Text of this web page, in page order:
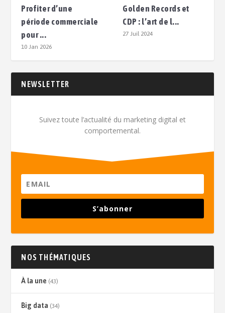
Profiter d’une
période commerciale
pour ...
10 Jan 2026
Golden Records et
CDP : l’art de l...
27 Juil 2024
NEWSLETTER
Suivez toute l’actualité du marketing digital et
comportemental.
S’abonner
NOS THÉMATIQUES
À la une (43)
Big data (34)